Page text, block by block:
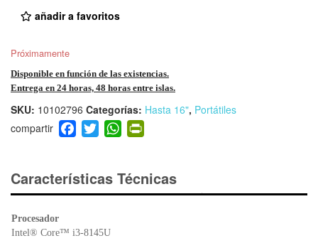
añadir a favoritos
Próximamente
Disponible en función de las existencias.
Entrega en 24 horas, 48 horas entre islas.
SKU: 10102796 Categorías: Hasta 16", Portátiles
F
a
e
b
o
T
wi
er
W
h
s
A
ri
e
Características Técnicas
Procesador
Intel® Core™ i3-8145U